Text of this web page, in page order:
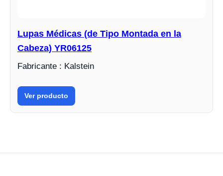
Lupas Médicas (de Tipo Montada en la
Cabeza) YR06125
Fabricante : Kalstein
Ver producto